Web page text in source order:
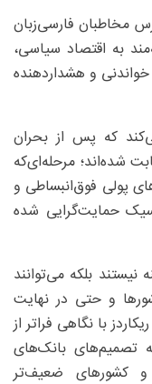
مخاطبان فارسی‌زبان
به اقتصاد سیاسی،
و هشداردهنده
که پس از بحران
رقابت شده‌اند؛ مرحله‌ای‌که
پولی فوق‌انبساطی و
حمایت‌گرایی شده
بلکه می‌توانند
و حتی در نهایت
با نگاهی فراتر از
تصمیم‌های بانک‌های
و کشورهای ضعیف‌تر